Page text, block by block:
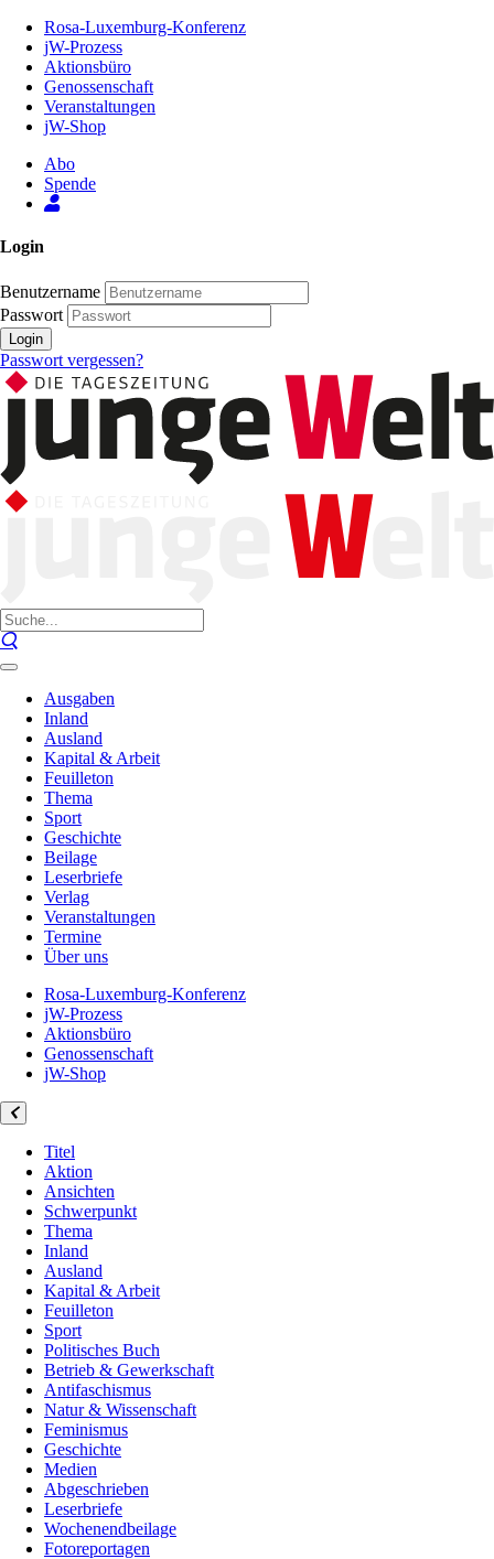
Inhalt
Seite
Rosa-Luxemburg-Konferenz
jW-Prozess
Aktionsbüro
Genossenschaft
Veranstaltungen
jW-Shop
Abo
Spende
Login
Benutzername
Passwort
Login
Passwort vergessen?
Ausgaben
Inland
Ausland
Kapital & Arbeit
Feuilleton
Thema
Sport
Geschichte
Beilage
Leserbriefe
Verlag
Veranstaltungen
Termine
Über uns
Rosa-Luxemburg-Konferenz
jW-Prozess
Aktionsbüro
Genossenschaft
jW-Shop
Titel
Aktion
Ansichten
Schwerpunkt
Thema
Inland
Ausland
Kapital & Arbeit
Feuilleton
Sport
Politisches Buch
Betrieb & Gewerkschaft
Antifaschismus
Natur & Wissenschaft
Feminismus
Geschichte
Medien
Abgeschrieben
Leserbriefe
Wochenendbeilage
Fotoreportagen